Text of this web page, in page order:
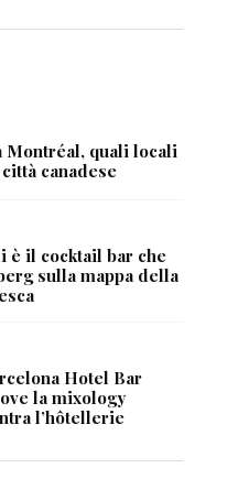
Montréal, quali locali
canadese
è il cocktail bar che
sulla mappa della
Hotel Bar
la mixology
l’hôtellerie